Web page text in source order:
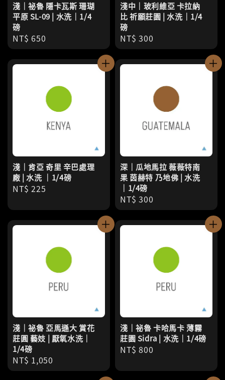
淺｜祕魯 隱卡瓦斯 珊瑚
平原 SL-09 | 水洗｜1/4
磅
Regular
price
NT$ 650
淺中｜玻利維亞 卡拉納
比 祈願莊園 | 水洗｜1/4
磅
Regular
price
NT$ 300
淺｜肯亞 奇里 辛巴處理
廠 | 水洗 ｜1/4磅
Regular
NT$ 225
深｜瓜地馬拉 薇薇特南
果 茵赫特 乃地佛 | 水洗
｜1/4磅
Regular
price
NT$ 300
淺｜祕魯 亞馬遜大 賞花
莊圓 藝妓 | 厭氧水洗｜
1/4磅
Regular
price
NT$ 1,050
淺｜祕魯 卡哈馬卡 薄霧
莊園 Sidra | 水洗｜1/4磅
Regular
NT$ 800